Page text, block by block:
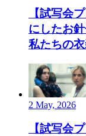
【試写会
にしたお
私たちの
2 May, 2026
【試写会